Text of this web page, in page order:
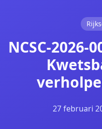
NCSC-2026-
27 februari